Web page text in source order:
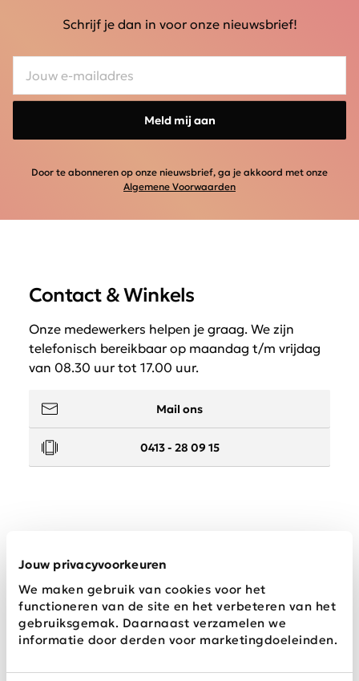
Jouw privacyvoorkeuren
We maken gebruik van cookies voor het
functioneren van de site en het verbeteren van het
gebruiksgemak. Daarnaast verzamelen we
informatie door derden voor marketingdoeleinden.
Schrijf je dan in voor onze nieuwsbrief!
Meld mij aan
Door te abonneren op onze nieuwsbrief, ga je akkoord met onze
Algemene Voorwaarden
Contact & Winkels
Onze medewerkers helpen je graag. We zijn
telefonisch bereikbaar op maandag t/m vrijdag
van 08.30 uur tot 17.00 uur.
Mail ons
0413 - 28 09 15
Wij zijn Schijvens mode